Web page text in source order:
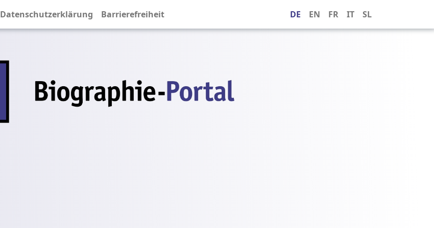
Datenschutzerklärung Barrierefreiheit DE EN FR IT SL